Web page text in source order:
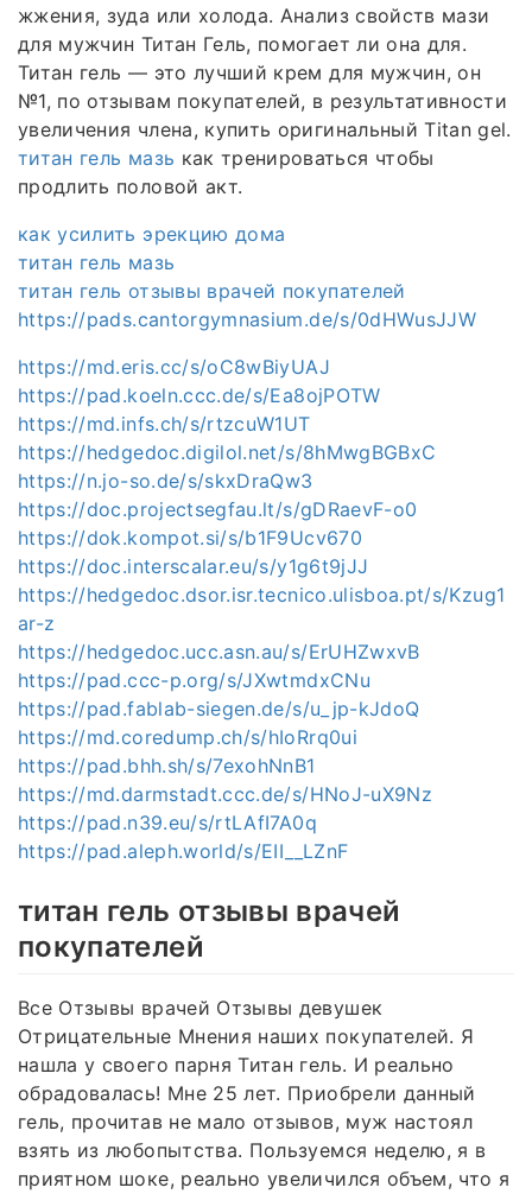
жжения, зуда или холода. Анализ свойств мази
для мужчин Титан Гель, помогает ли она для.
Титан гель — это лучший крем для мужчин, он
№1, по отзывам покупателей, в результативности
увеличения члена, купить оригинальный Titan gel.
титан гель мазь как тренироваться чтобы
продлить половой акт.
как усилить эрекцию дома
титан гель мазь
титан гель отзывы врачей покупателей
https://pads.cantorgymnasium.de/s/0dHWusJJW
https://md.eris.cc/s/oC8wBiyUAJ
https://pad.koeln.ccc.de/s/Ea8ojPOTW
https://md.infs.ch/s/rtzcuW1UT
https://hedgedoc.digilol.net/s/8hMwgBGBxC
https://n.jo-so.de/s/skxDraQw3
https://doc.projectsegfau.lt/s/gDRaevF-o0
https://dok.kompot.si/s/b1F9Ucv670
https://doc.interscalar.eu/s/y1g6t9jJJ
https://hedgedoc.dsor.isr.tecnico.ulisboa.pt/s/Kzug1
ar-z
https://hedgedoc.ucc.asn.au/s/ErUHZwxvB
https://pad.ccc-p.org/s/JXwtmdxCNu
https://pad.fablab-siegen.de/s/u_jp-kJdoQ
https://md.coredump.ch/s/hIoRrq0ui
https://pad.bhh.sh/s/7exohNnB1
https://md.darmstadt.ccc.de/s/HNoJ-uX9Nz
https://pad.n39.eu/s/rtLAfI7A0q
https://pad.aleph.world/s/EII__LZnF
титан гель отзывы врачей
покупателей
Все Отзывы врачей Отзывы девушек
Отрицательные Мнения наших покупателей. Я
нашла у своего парня Титан гель. И реально
обрадовалась! Мне 25 лет. Приобрели данный
гель, прочитав не мало отзывов, муж настоял
взять из любопытства. Пользуемся неделю, я в
приятном шоке, реально увеличился объем, что я